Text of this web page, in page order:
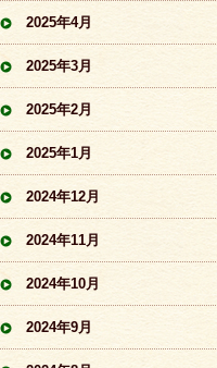
2025年4月
2025年3月
2025年2月
2025年1月
2024年12月
2024年11月
2024年10月
2024年9月